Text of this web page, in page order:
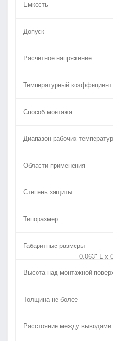
Емкость
Допуск
Расчетное напряжение
Температурный коэффициент
Способ монтажа
Диапазон рабочих температур
Области применения
Степень защиты
Типоразмер
Габаритные размеры
0.063" L x
Высота над монтажной
Толщина не более
Расстояние между выводами